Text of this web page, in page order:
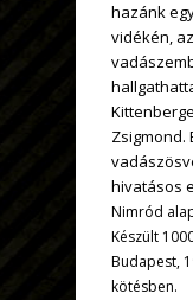
hazánk
vidékén,
Zsigmond.
hivatásos
Nimród
Készült
Budapest,
kötésben.